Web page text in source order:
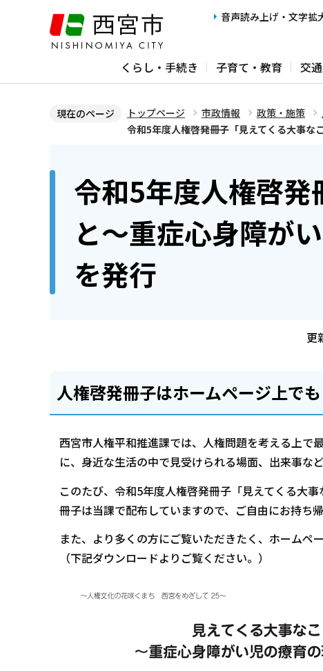
ジ
音声読み上げ・文字拡
くらし・手続き 子育て・教育 交
現在のページ トップページ 市政情報 政策・施策
令和5年度人権啓発冊子「見えてくる大事な
令和5年度人権啓発
と～重症心身障が
を発行
更
人権啓発冊子はホームページ上でも
西宮市人権平和推進課では、人権問題を考える上で
に、身近な生活の中で見受けられる場面、出来事な
このたび、令和5年度人権啓発冊子「見えてくる大
冊子は当課で配布していますので、ご自由にお持ち
また、より多くの方にご覧いただきたく、ホームペ
（下記ダウンロードよりご覧ください。）